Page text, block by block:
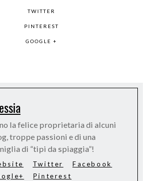
TWITTER
PINTEREST
GOOGLE +
la felice proprietaria di alcuni
troppe passioni e di una
di “tipi da spiaggia”!
Twitter
Facebook
Pinterest